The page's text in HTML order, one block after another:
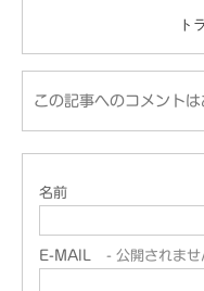
ト
この記事へのコメントは
名前
E-MAIL - 公開されませ